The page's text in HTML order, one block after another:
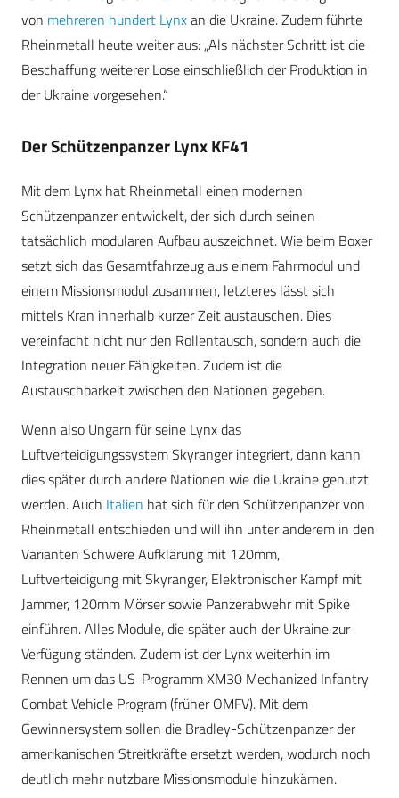
von mehreren hundert Lynxan die Ukraine. Zudem führte
Rheinmetall heute weiter aus: „Als nächster Schritt ist die
Beschaffung weiterer Lose einschließlich der Produktion in
der Ukraine vorgesehen.“
Der Schützenpanzer Lynx KF41
Mit dem Lynx hat Rheinmetall einen modernen
Schützenpanzer entwickelt, der sich durch seinen
tatsächlich modularen Aufbau auszeichnet. Wie beim Boxer
setzt sich das Gesamtfahrzeug aus einem Fahrmodul und
einem Missionsmodul zusammen, letzteres lässt sich
mittels Kran innerhalb kurzer Zeit austauschen. Dies
vereinfacht nicht nur den Rollentausch, sondern auch die
Integration neuer Fähigkeiten. Zudem ist die
Austauschbarkeit zwischen den Nationen gegeben.
Wenn also Ungarn für seine Lynx das
Luftverteidigungssystem Skyranger integriert, dann kann
dies später durch andere Nationen wie die Ukraine genutzt
werden. Auch Italien hat sich für den Schützenpanzer von
Rheinmetall entschieden und will ihn unter anderem in den
Varianten Schwere Aufklärung mit 120mm,
Luftverteidigung mit Skyranger, Elektronischer Kampf mit
Jammer, 120mm Mörser sowie Panzerabwehr mit Spike
einführen. Alles Module, die später auch der Ukraine zur
Verfügung ständen. Zudem ist der Lynx weiterhin im
Rennen um das US-Programm XM30 Mechanized Infantry
Combat Vehicle Program (früher OMFV). Mit dem
Gewinnersystem sollen die Bradley-Schützenpanzer der
amerikanischen Streitkräfte ersetzt werden, wodurch noch
deutlich mehr nutzbare Missionsmodule hinzukämen.